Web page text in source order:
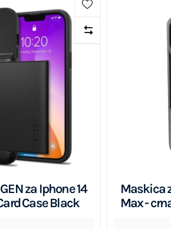
za Iphone 14
Case Black
Maskica
Max -